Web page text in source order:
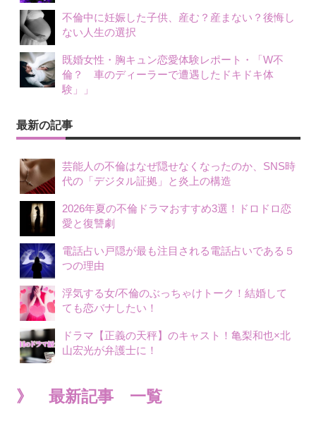
不倫中に妊娠した子供、産む？産まない？後悔し
ない人生の選択
既婚女性・胸キュン恋愛体験レポート・「W不
倫？ 車のディーラーで遭遇したドキドキ体
験」」
最新の記事
芸能人の不倫はなぜ隠せなくなったのか、SNS時
代の「デジタル証拠」と炎上の構造
2026年夏の不倫ドラマおすすめ3選！ドロドロ恋
愛と復讐劇
電話占い戸隠が最も注目される電話占いである５
つの理由
浮気する女/不倫のぶっちゃけトーク！結婚して
ても恋バナしたい！
ドラマ【正義の天秤】のキャスト！亀梨和也×北
山宏光が弁護士に！
》 最新記事 一覧